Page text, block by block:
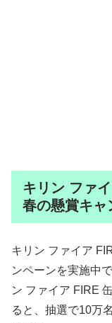
キリン ファ
春の懸賞キャ
キリン ファイア
ンペーンを実施中
ン ファイア FIRE
ると、抽選で10万